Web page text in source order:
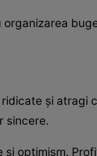
și atragi
sincere.
și optimism.